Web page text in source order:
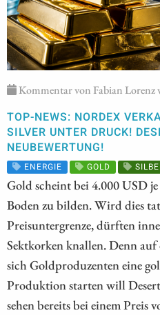
Kommentar von Fabian Lorenz
TOP-NEWS: NORDEX
SILVER UNTER DRUCK!
NEUBEWERTUNG!
ENERGIE GOLD
Gold scheint bei 4.000 USD
Boden zu bilden. Wird dies
Preisuntergrenze, dürften
Sektkorken knallen. Denn auf
sich Goldproduzenten eine
Produktion starten will
sehen bereits bei einem Preis